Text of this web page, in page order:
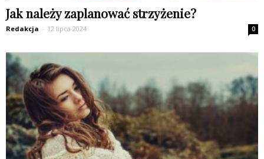
Jak należy zaplanować strzyżenie?
Redakcja - 12 lipca 2024 0